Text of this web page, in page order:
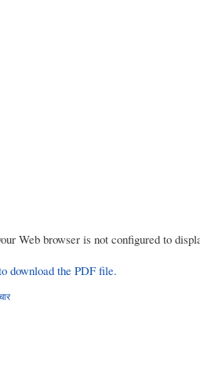
Web browser is not configured to
download the PDF file.